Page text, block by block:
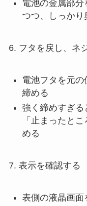
電池の金属部分
つつ、しっかり
6. フタを戻し、ネ
電池フタを元
締める
強く締めすぎる
「止まったと
める
7. 表示を確認する
表側の液晶画面